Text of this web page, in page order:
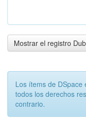
Mostrar el registro
Los ítems de DSpace
todos los derechos
contrario.